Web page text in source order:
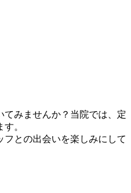
みませんか？当院では、定
。
フとの出会いを楽しみにして